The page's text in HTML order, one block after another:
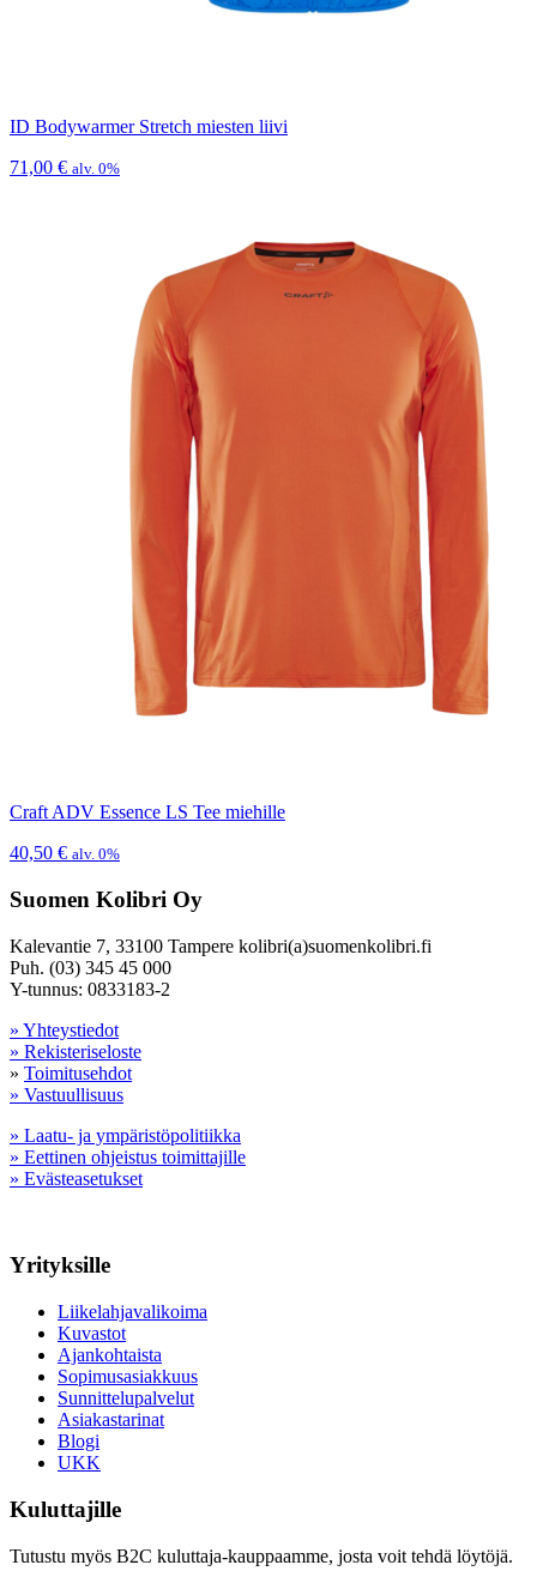
ID Bodywarmer Stretch miesten liivi
71,00 € alv. 0%
Craft ADV Essence LS Tee miehille
40,50 € alv. 0%
Suomen Kolibri Oy
Kalevantie 7, 33100 Tampere kolibri(a)suomenkolibri.fi
Puh. (03) 345 45 000
Y-tunnus: 0833183-2
» Yhteystiedot
» Rekisteriseloste
» Toimitusehdot
» Vastuullisuus
» Laatu- ja ympäristöpolitiikka
» Eettinen ohjeistus toimittajille
» Evästeasetukset
Yrityksille
Liikelahjavalikoima
Kuvastot
Ajankohtaista
Sopimusasiakkuus
Sunnittelupalvelut
Asiakastarinat
Blogi
UKK
Kuluttajille
Tutustu myös B2C kuluttaja-kauppaamme, josta voit tehdä löytöjä.